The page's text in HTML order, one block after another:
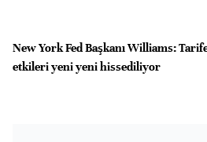
New York Fed Başkanı Williams:
etkileri yeni yeni hissediliyor